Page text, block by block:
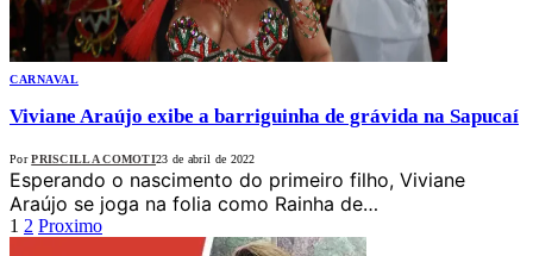
CARNAVAL
Viviane Araújo exibe a barriguinha de grávida na Sapucaí
Por PRISCILLA COMOTI23 de abril de 2022
Esperando o nascimento do primeiro filho, Viviane
Araújo se joga na folia como Rainha de…
1 2 Proximo